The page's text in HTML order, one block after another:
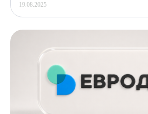
19.08.2025